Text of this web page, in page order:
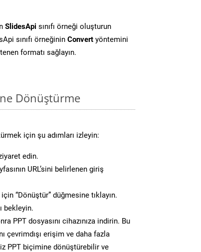
SlidesApi sınıfı örneği oluşturun
sınıfı örneğinin Convert yöntemini
formatı sağlayın.
Dönüştürme
için şu adımları izleyin:
edin.
URL’sini belirlenen giriş
“Dönüştür” düğmesine tıklayın.
bekleyin.
PPT dosyasını cihazınıza indirin. Bu
çevrimdışı erişim ve daha fazla
PPT biçimine dönüştürebilir ve